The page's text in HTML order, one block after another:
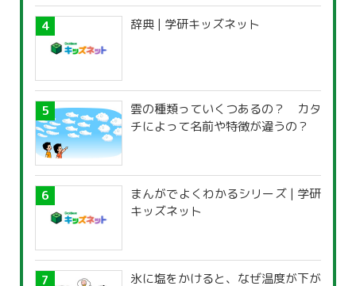
辞典 | 学研キッズネット
雲の種類っていくつあるの？ カタ
チによって名前や特徴が違うの？
まんがでよくわかるシリーズ | 学研
キッズネット
氷に塩をかけると、なぜ温度が下が